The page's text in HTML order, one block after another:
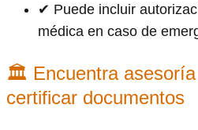
✔ Puede incluir
médica en caso de
🏛 Encuentra asesoría
certificar documentos